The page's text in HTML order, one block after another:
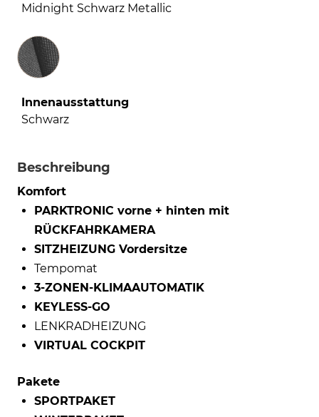
Midnight Schwarz Metallic
Innenausstattung
Innenausstattung
Schwarz
Beschreibung
Komfort
PARKTRONIC vorne + hinten mit
RÜCKFAHRKAMERA
SITZHEIZUNG Vordersitze
Tempomat
3-ZONEN-KLIMAAUTOMATIK
KEYLESS-GO
LENKRADHEIZUNG
VIRTUAL COCKPIT
Pakete
SPORTPAKET